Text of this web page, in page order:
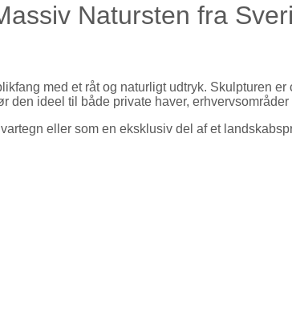
Natursten fra
med et råt og naturligt udtryk. Skulpturen
den ideel til både private haver,
eller som en eksklusiv del af et